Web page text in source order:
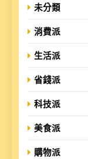
未分類
消費派
生活派
省錢派
科技派
美食派
購物派